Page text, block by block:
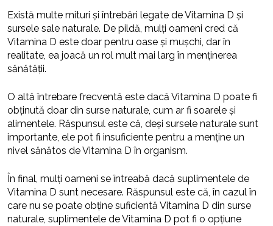
Există multe mituri și întrebări legate de Vitamina D și
sursele sale naturale. De pildă, mulți oameni cred că
Vitamina D este doar pentru oase și mușchi, dar în
realitate, ea joacă un rol mult mai larg în menținerea
sănătății.
O altă întrebare frecventă este dacă Vitamina D poate fi
obținută doar din surse naturale, cum ar fi soarele și
alimentele. Răspunsul este că, deși sursele naturale sunt
importante, ele pot fi insuficiente pentru a menține un
nivel sănătos de Vitamina D în organism.
În final, mulți oameni se întreabă dacă suplimentele de
Vitamina D sunt necesare. Răspunsul este că, în cazul în
care nu se poate obține suficientă Vitamina D din surse
naturale, suplimentele de Vitamina D pot fi o opțiune